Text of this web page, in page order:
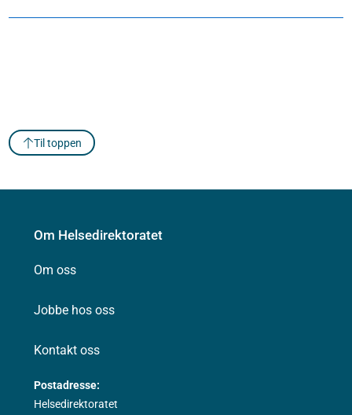
Til toppen
Om Helsedirektoratet
Om oss
Jobbe hos oss
Kontakt oss
Postadresse:
Helsedirektoratet